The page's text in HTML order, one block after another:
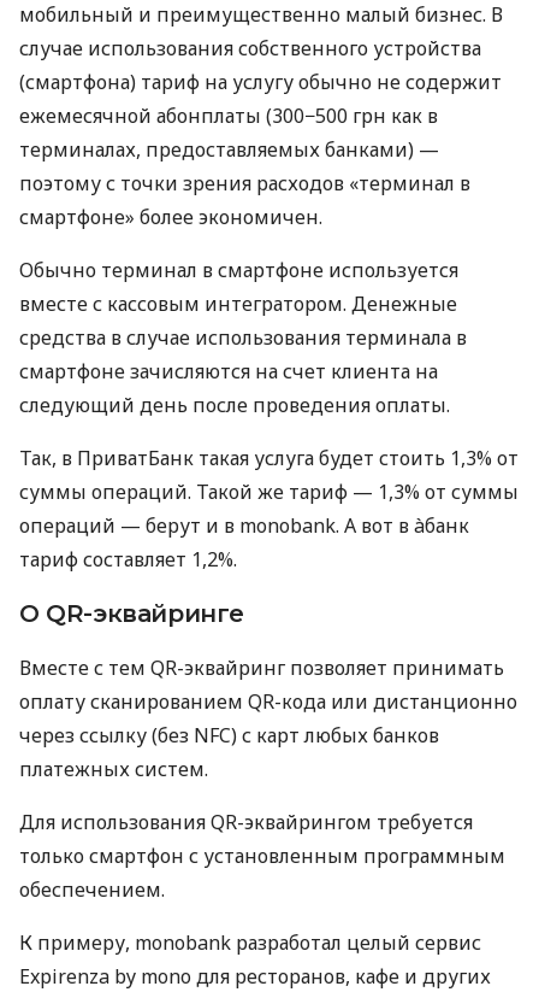
мобильный и преимущественно малый бизнес. В
случае использования собственного устройства
(смартфона) тариф на услугу обычно не содержит
ежемесячной абонплаты (300−500 грн как в
терминалах, предоставляемых банками) —
поэтому с точки зрения расходов «терминал в
смартфоне» более экономичен.
Обычно терминал в смартфоне используется
вместе с кассовым интегратором. Денежные
средства в случае использования терминала в
смартфоне зачисляются на счет клиента на
следующий день после проведения оплаты.
Так, в ПриватБанк такая услуга будет стоить 1,3% от
суммы операций. Такой же тариф — 1,3% от суммы
операций — берут и в monobank. А вот в àбанк
тариф составляет 1,2%.
О QR-эквайринге
Вместе с тем QR-эквайринг позволяет принимать
оплату сканированием QR-кода или дистанционно
через ссылку (без NFC) с карт любых банков
платежных систем.
Для использования QR-эквайрингом требуется
только смартфон с установленным программным
обеспечением.
К примеру, monobank разработал целый сервис
Expirenza by mono для ресторанов, кафе и других